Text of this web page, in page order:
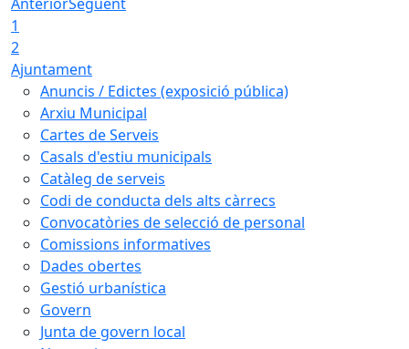
AnteriorSegüent
1
2
Ajuntament
Anuncis / Edictes (exposició pública)
Arxiu Municipal
Cartes de Serveis
Casals d'estiu municipals
Catàleg de serveis
Codi de conducta dels alts càrrecs
Convocatòries de selecció de personal
Comissions informatives
Dades obertes
Gestió urbanística
Govern
Junta de govern local